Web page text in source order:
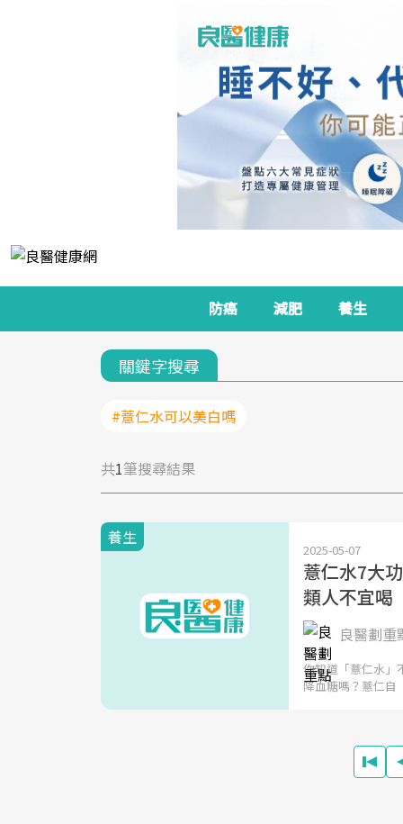
防癌 減肥 養生
關鍵字搜尋
#薏仁水可以美白嗎
共1筆搜尋結果
養生
2025-05-07
薏仁水7大
類人不宜喝
良醫劃重
你知道「薏仁水」
降血糖嗎？薏仁自